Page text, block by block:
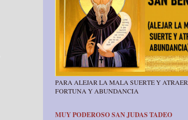
PARA ALEJAR LA MALA SUERTE Y ATRAER
FORTUNA Y ABUNDANCIA
MUY PODEROSO SAN JUDAS TADEO